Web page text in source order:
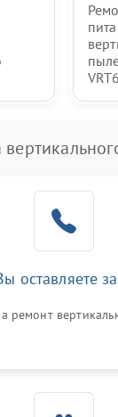
оставляете
ремонт